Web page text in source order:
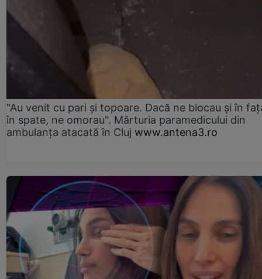
"Au venit cu pari și topoare. Dacă ne blocau şi în
în spate, ne omorau". Mărturia paramedicului din
ambulanţa atacată în Cluj www.antena3.ro